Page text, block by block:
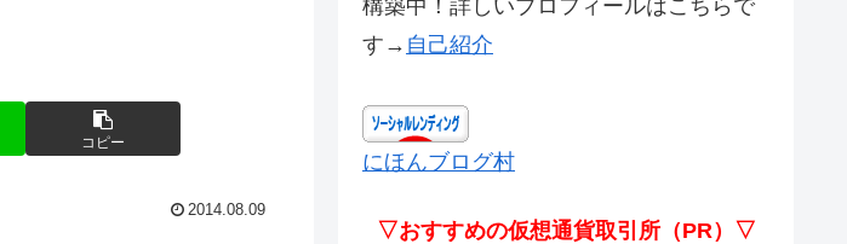
コピー
2014.08.09
構築中！詳しいプロフィールはこちらで
す→ 自己紹介
にほんブログ村
▽おすすめの仮想通貨取引所（PR）▽